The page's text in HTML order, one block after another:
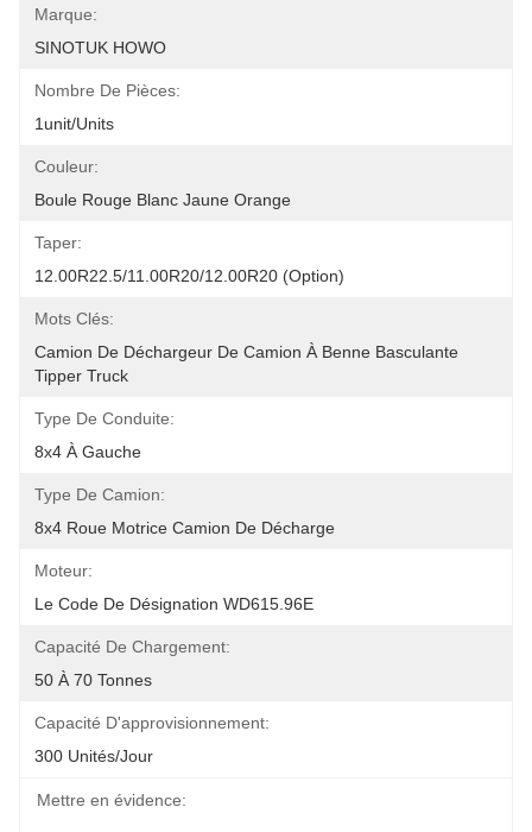
Marque:
SINOTUK HOWO
Nombre De Pièces:
1unit/units
Couleur:
Boule Rouge Blanc Jaune Orange
Taper:
12.00R22.5/11.00R20/12.00R20 (option)
Mots Clés:
Camion De Déchargeur De Camion À Benne Basculante
Tipper Truck
Type De Conduite:
8x4 À Gauche
Type De Camion:
8x4 Roue Motrice Camion De Décharge
Moteur:
Le Code De Désignation WD615.96E
Capacité De Chargement:
50 À 70 Tonnes
Capacité D'approvisionnement:
300 Unités/jour
Mettre en évidence: